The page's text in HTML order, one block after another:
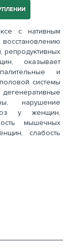
с нативным
репродуктивных
оказывает
и
системы
нарушение
у женщин,
мышечных
слабость